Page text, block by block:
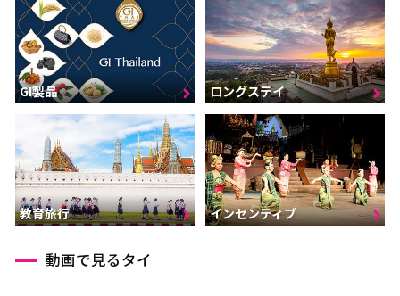
GI製品 ロングステイ
教育旅行 インセンティブ
動画で見るタイ